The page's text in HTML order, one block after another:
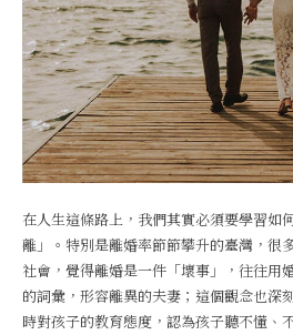
在人生這條路上，我們其實必須要學習如
離」。特別是離婚率節節攀升的臺灣，很
社會，覺得離婚是一件「壞事」，往往用
的詞彙，形容離異的夫妻；這個觀念也深
時對孩子的教育態度，認為孩子聽不懂、